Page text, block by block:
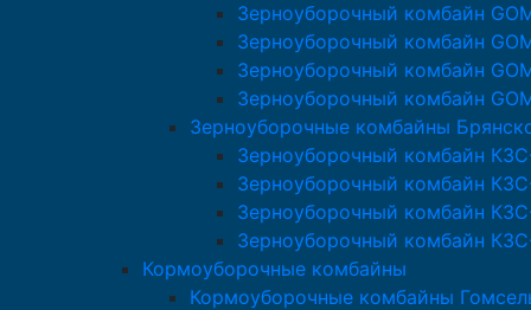
Зерноуборочный комбайн
Зерноуборочный комбайн
Зерноуборочный комбайн
Зерноуборочный комбайн
Зерноуборочные комбайны
Зерноуборочный комбайн
Зерноуборочный комбайн
Зерноуборочный комбайн
Зерноуборочный комбайн
Кормоуборочные комбайны
Кормоуборочные комбайны